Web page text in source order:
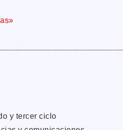
y tercer ciclo